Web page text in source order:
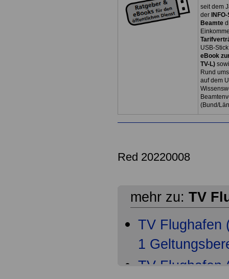
seit dem
der
Beamte
USB-
eBook
TV-L)
Rund
auf dem
(Bund/
Red 20220008
mehr zu: TV
TV Flughafen
1
TV Flughafen